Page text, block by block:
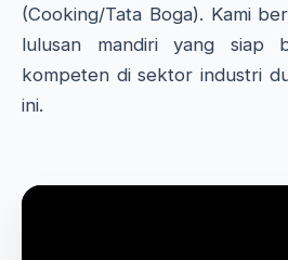
(Cooking/Tata Boga). Kami
lulusan mandiri yang siap
kompeten di sektor industri
ini.